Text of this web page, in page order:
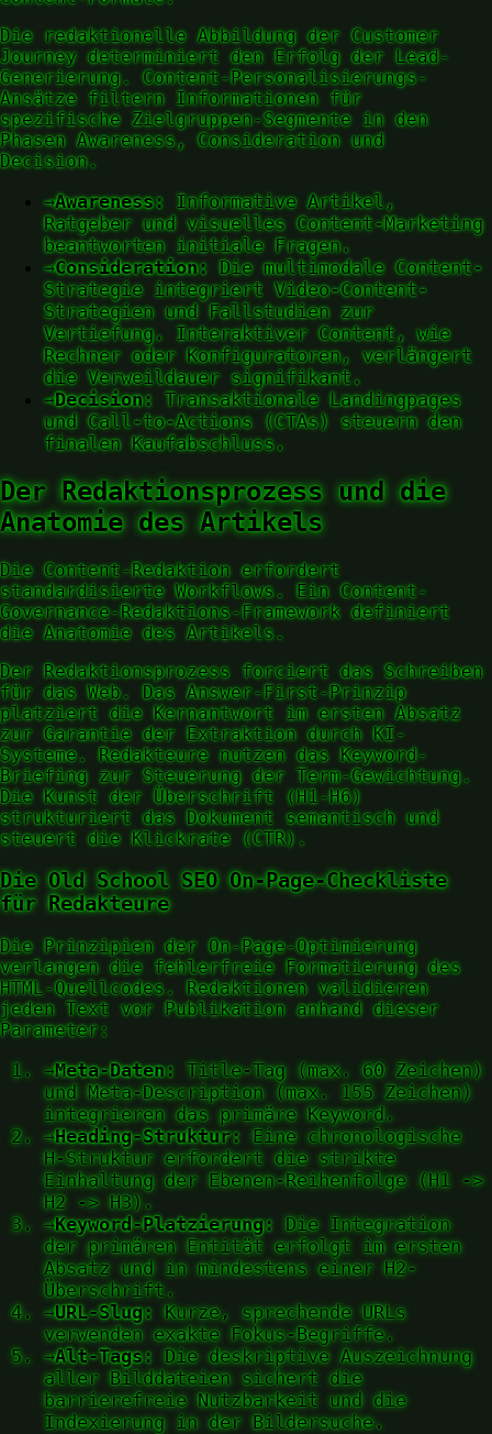
Die redaktionelle Abbildung der Customer
Journey determiniert den Erfolg der Lead-
Generierung. Content-Personalisierungs-
Ansätze filtern Informationen für
spezifische Zielgruppen-Segmente in den
Phasen Awareness, Consideration und
Decision.
→Awareness: Informative Artikel,
Ratgeber und visuelles Content-Marketing
beantworten initiale Fragen.
→Consideration: Die multimodale Content-
Strategie integriert Video-Content-
Strategien und Fallstudien zur
Vertiefung. Interaktiver Content, wie
Rechner oder Konfiguratoren, verlängert
die Verweildauer signifikant.
→Decision: Transaktionale Landingpages
und Call-to-Actions (CTAs) steuern den
finalen Kaufabschluss.
Der Redaktionsprozess und die
Anatomie des Artikels
Die Content-Redaktion erfordert
standardisierte Workflows. Ein Content-
Governance-Redaktions-Framework definiert
die Anatomie des Artikels.
Der Redaktionsprozess forciert das Schreiben
für das Web. Das Answer-First-Prinzip
platziert die Kernantwort im ersten Absatz
zur Garantie der Extraktion durch KI-
Systeme. Redakteure nutzen das Keyword-
Briefing zur Steuerung der Term-Gewichtung.
Die Kunst der Überschrift (H1-H6)
strukturiert das Dokument semantisch und
steuert die Klickrate (CTR).
Die Old School SEO On-Page-Checkliste
für Redakteure
Die Prinzipien der On-Page-Optimierung
verlangen die fehlerfreie Formatierung des
HTML-Quellcodes. Redaktionen validieren
jeden Text vor Publikation anhand dieser
Parameter:
→Meta-Daten: Title-Tag (max. 60 Zeichen)
und Meta-Description (max. 155 Zeichen)
integrieren das primäre Keyword.
→Heading-Struktur: Eine chronologische
H-Struktur erfordert die strikte
Einhaltung der Ebenen-Reihenfolge (H1 ->
H2 -> H3).
→Keyword-Platzierung: Die Integration
der primären Entität erfolgt im ersten
Absatz und in mindestens einer H2-
Überschrift.
→URL-Slug: Kurze, sprechende URLs
verwenden exakte Fokus-Begriffe.
→Alt-Tags: Die deskriptive Auszeichnung
aller Bilddateien sichert die
barrierefreie Nutzbarkeit und die
Indexierung in der Bildersuche.